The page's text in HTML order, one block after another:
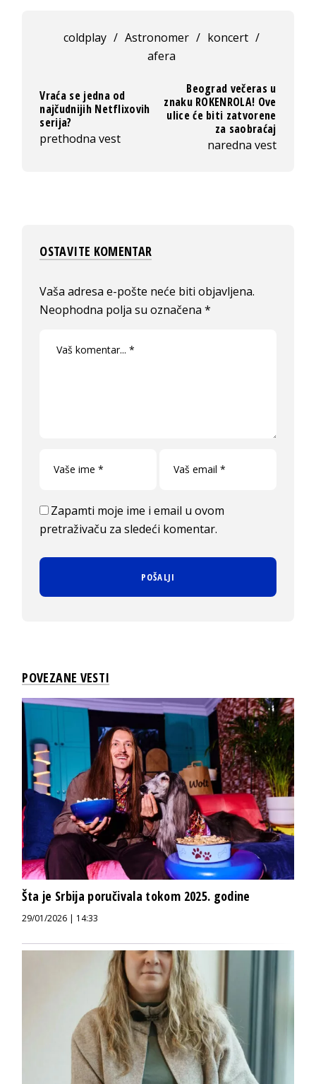
coldplay / Astronomer / koncert /
afera
Vraća se jedna od
najčudnijih Netflixovih
serija?
prethodna vest
Beograd večeras u
znaku ROKENROLA! Ove
ulice će biti zatvorene
za saobraćaj
naredna vest
OSTAVITE KOMENTAR
Vaša adresa e-pošte neće biti objavljena.
Neophodna polja su označena*
Zapamti moje ime i email u ovom
pretraživaču za sledeći komentar.
POVEZANE VESTI
Šta je Srbija poručivala tokom 2025. godine
29/01/2026 | 14:33